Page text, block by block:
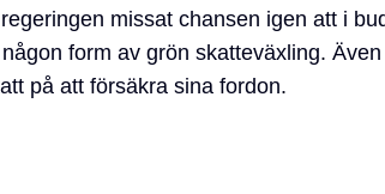
missat chansen igen att i
form av grön skatteväxling.
på att försäkra sina fordon.